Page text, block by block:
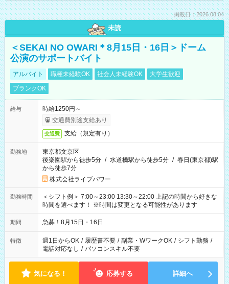
掲載日：2026.08.04
未読
＜SEKAI NO OWARI＊8月15日・16日＞ドーム
公演のサポートバイト
アルバイト 職種未経験OK 社会人未経験OK
大学生歓迎
ブランクOK
給与
時給1250円～
交通費別途支給あり
交通費 支給（規定有り）
勤務地
東京都文京区
後楽園駅から徒歩5分 / 水道橋駅から徒歩5分 / 春日(東京都)駅
から徒歩7分
株式会社ライブパワー
勤務時間
＜シフト例＞ 7:00～23:00 13:30～22:00 上記の時間から好きな
時間を選べます！ ※時間は変更となる可能性があります
期間 急募！8月15日・16日
特徴 週1日からOK / 履歴書不要 / 副業・WワークOK / シフト勤務 /
電話対応なし / パソコンスキル不要
気になる！ 応募する 詳細へ